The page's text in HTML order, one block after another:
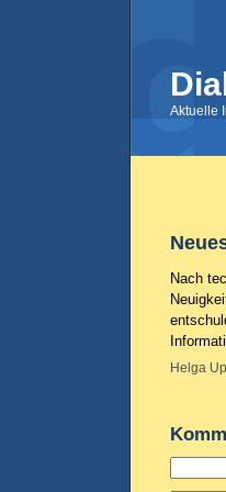
Aktuelle
Nach
Helga